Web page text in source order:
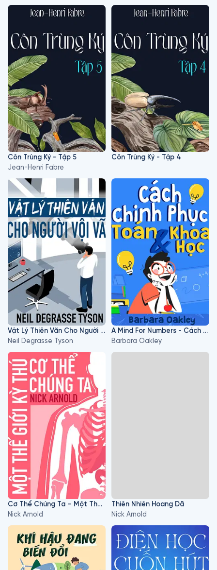
Côn Trùng Ký - Tập 5
Jean-Henri Fabre
Côn Trùng Ký - Tập 4
Vật Lý Thiên Văn Cho Người Vội Vã
Neil Degrasse Tyson
A Mind For Numbers - Cách Chinh Phục Toán Và Khoa Học
Barbara Oakley
Cơ Thể Chúng Ta – Một Thế Giới Kỳ Thú
Nick Arnold
Thiên Nhiên Hoang Dã
Nick Arnold